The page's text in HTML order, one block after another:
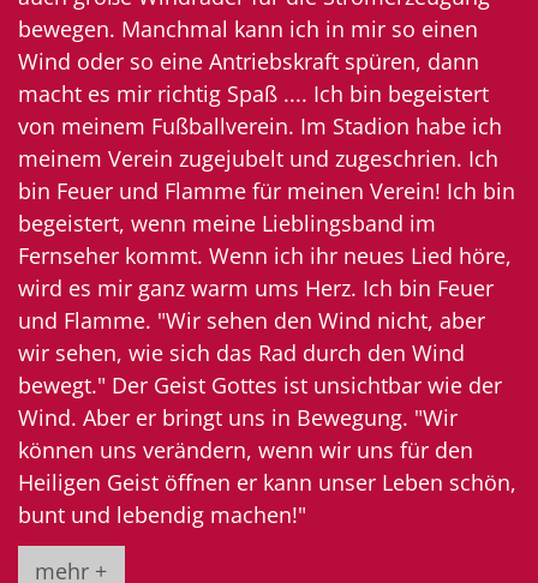
bewegen. Manchmal kann ich in mir so einen
Wind oder so eine Antriebskraft spüren, dann
macht es mir richtig Spaß .... Ich bin begeistert
von meinem Fußballverein. Im Stadion habe ich
meinem Verein zugejubelt und zugeschrien. Ich
bin Feuer und Flamme für meinen Verein! Ich bin
begeistert, wenn meine Lieblingsband im
Fernseher kommt. Wenn ich ihr neues Lied höre,
wird es mir ganz warm ums Herz. Ich bin Feuer
und Flamme. "Wir sehen den Wind nicht, aber
wir sehen, wie sich das Rad durch den Wind
bewegt." Der Geist Gottes ist unsichtbar wie der
Wind. Aber er bringt uns in Bewegung. "Wir
können uns verändern, wenn wir uns für den
Heiligen Geist öffnen er kann unser Leben schön,
bunt und lebendig machen!"
mehr +